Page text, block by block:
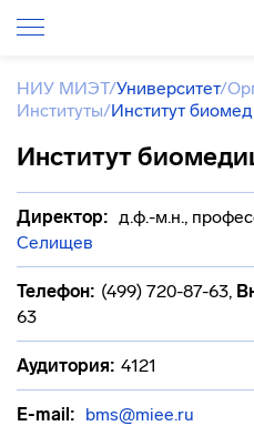
НИУ МИЭТ/Университет/
Институты/Институт
Институт
Директор: д.ф.-м.н.,
Селищев
Телефон: (499) 720-87-63,
63
Аудитория: 4121
E-mail: bms@miee.ru